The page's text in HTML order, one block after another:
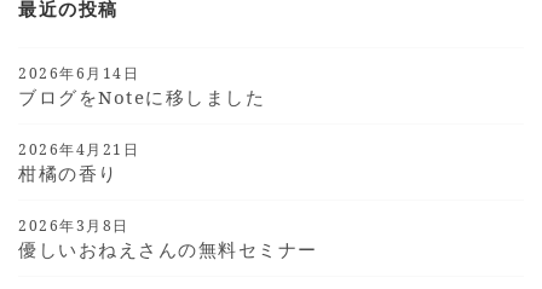
最近の投稿
2026年6月14日
ブログをnoteに移しました
2026年4月21日
柑橘の香り
2026年3月8日
優しいおねえさんの無料セミナー